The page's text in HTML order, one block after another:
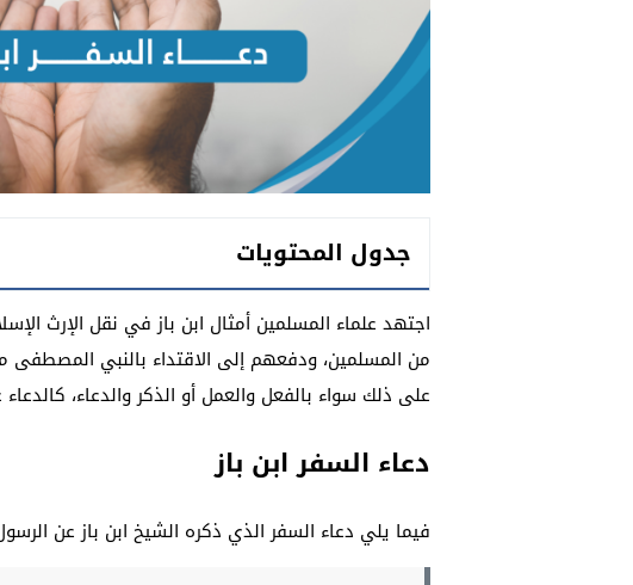
جدول المحتويات
اجتهد علماء المسلمين أمثال ابن باز في نقل الإرث
من المسلمين، ودفعهم إلى الاقتداء بالنبي
على ذلك سواء بالفعل والعمل أو الذكر والدعاء، كالدعاء
دعاء السفر ابن باز
فيما يلي دعاء السفر الذي ذكره الشيخ ابن باز عن